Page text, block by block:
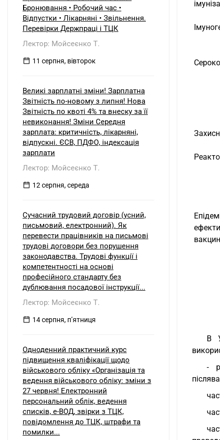
В
-
Бронювання • Робочий час •
Відпустки • Лікарняні • Звільнення.
Перевірки Держпраці і ТЦК
Лектор: Мойсеєнко Т.
11 серпня, вівторок
Великі зарплатні зміни! Зарплатна
Звітність по-новому з липня! Нова
Звітність по квоті 4% та внеску за її
невиконання! Зміни Середня
зарплата: критичність, лікарняні,
відпускні. ЄСВ, ПДФО, індексація
зарплати
Лектор: Мойсеєнко Т.
12 серпня, середа
Сучасний трудовий договір (усний,
письмовий, електронний). Як
перевести працівників на письмові
трудові договори без порушення
законодавства. Трудові функції і
компетентності на основі
професійного стандарту без
дублювання посадової інструкції...
Лектор: Мойсеєнко Т.
14 серпня, пʼятниця
Одноденний практичний курс
підвищення кваліфікації щодо
військового обліку «Організація та
ведення військового обліку: зміни з
27 червня! Електронний
персональний облік, ведення
списків, е-ВОД, звірки з ТЦК,
повідомлення до ТЦК, штрафи та
помилки...